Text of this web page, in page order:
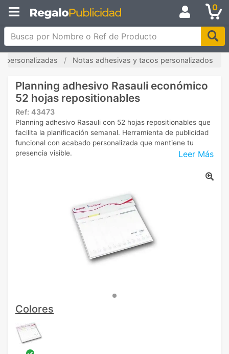
0
Busca por Nombre o Ref de Producto
personalizadas Notas adhesivas y tacos personalizados
Planning adhesivo Rasauli económico
52 hojas repositionables
Ref: 43473
Leer Más
Planning adhesivo Rasauli con 52 hojas repositionables que
facilita la planificación semanal. Herramienta de publicidad
funcional con acabado personalizada que mantiene tu
presencia visible.
Colores